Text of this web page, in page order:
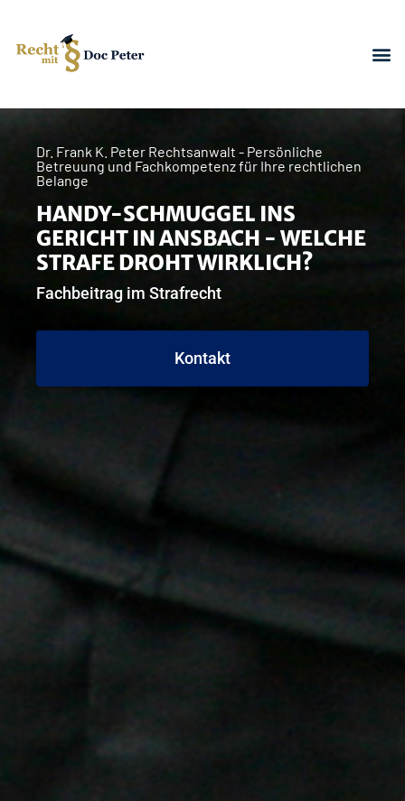
Dr. Frank K. Peter Rechtsanwalt - Persönliche
Betreuung und Fachkompetenz für Ihre rechtlichen
Belange
HANDY-SCHMUGGEL INS
GERICHT IN ANSBACH - WELCHE
STRAFE DROHT WIRKLICH?
Fachbeitrag im Strafrecht
Kontakt